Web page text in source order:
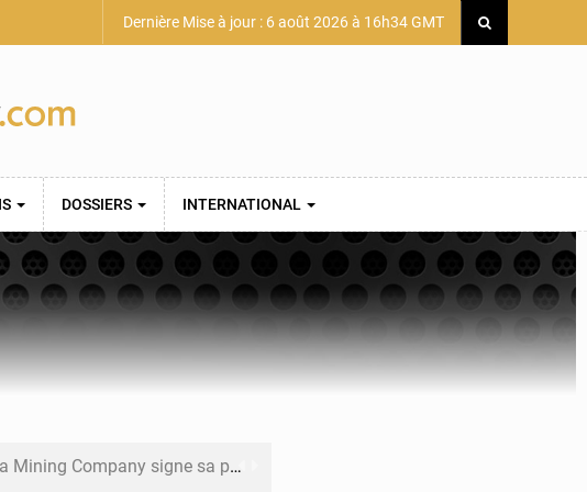
Dernière Mise à jour : 6 août 2026 à 16h34 GMT
DOSSIERS INTERNATIONAL
signe sa première convention minière